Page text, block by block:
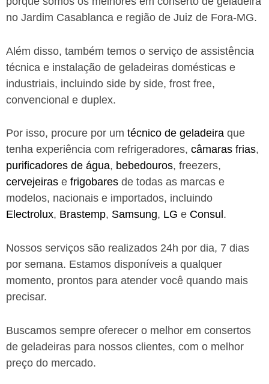
no Jardim Casablanca e região de Juiz de Fora-MG.
Além disso, também temos o serviço de assistência
técnica e instalação de geladeiras domésticas e
industriais, incluindo side by side, frost free,
convencional e duplex.
Por isso, procure por um técnico de geladeira que
tenha experiência com refrigeradores, câmaras frias,
purificadores de água, bebedouros, freezers,
cervejeiras e frigobares de todas as marcas e
modelos, nacionais e importados, incluindo
Electrolux, Brastemp, Samsung, LG e Consul .
Nossos serviços são realizados 24h por dia, 7 dias
por semana. Estamos disponíveis a qualquer
momento, prontos para atender você quando mais
precisar.
Buscamos sempre oferecer o melhor em consertos
de geladeiras para nossos clientes, com o melhor
preço do mercado.